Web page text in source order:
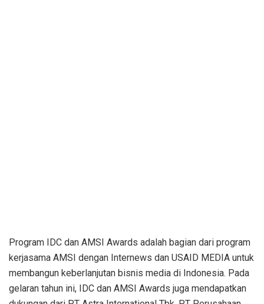
Program IDC dan AMSI Awards adalah bagian dari program
kerjasama AMSI dengan Internews dan USAID MEDIA untuk
membangun keberlanjutan bisnis media di Indonesia. Pada
gelaran tahun ini, IDC dan AMSI Awards juga mendapatkan